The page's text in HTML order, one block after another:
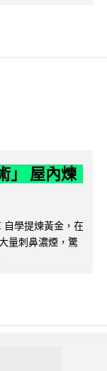
」 屋內煉
自學提煉黃金，在
量刺鼻濃煙，驚